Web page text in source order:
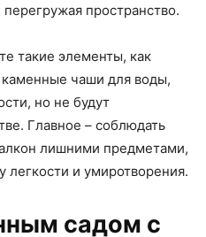
пространство.
такие элементы, как
чаши для воды,
но не будут
Главное – соблюдать
лишними предметами,
легкости и умиротворения.
садом с